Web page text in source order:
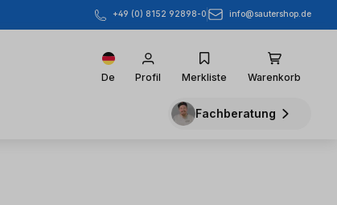
+49 (0) 8152 92898-0 info@sautershop.de
De Profil Merkliste Warenkorb
Fachberatung